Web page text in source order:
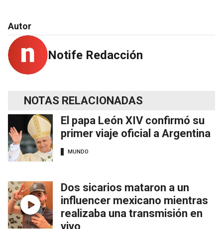
Autor
Notife Redacción
NOTAS RELACIONADAS
El papa León XIV confirmó su
primer viaje oficial a Argentina
MUNDO
Dos sicarios mataron a un
influencer mexicano mientras
realizaba una transmisión en
vivo